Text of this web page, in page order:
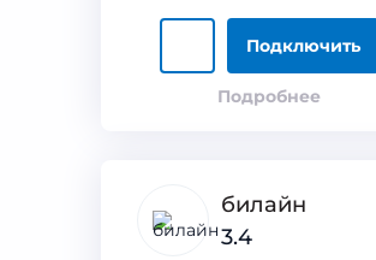
Подключить
Подробнее
билайн
3.4